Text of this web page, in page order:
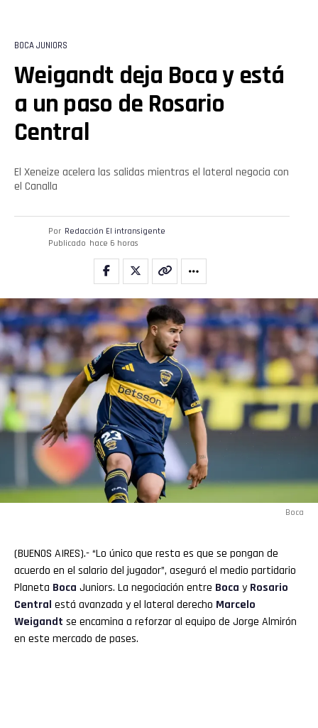
BOCA JUNIORS
Weigandt deja Boca y está
a un paso de Rosario
Central
El Xeneize acelera las salidas mientras el lateral negocia con
el Canalla
Por Redacción El intransigente
Publicado hace 6 horas
Boca
(BUENOS AIRES).- “Lo único que resta es que se pongan de
acuerdo en el salario del jugador”, aseguró el medio partidario
Planeta Boca Juniors. La negociación entre Boca y Rosario
Central está avanzada y el lateral derecho Marcelo
Weigandt se encamina a reforzar al equipo de Jorge Almirón
en este mercado de pases.